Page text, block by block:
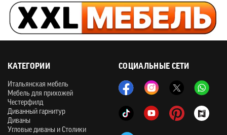
СОЦИАЛЬНЫЕ СЕТИ
КАТЕГОРИИ
Итальянская мебель
Мебель для прихожей
Честерфилд
Диванный гарнитур
Диваны
Угловые диваны и Столики